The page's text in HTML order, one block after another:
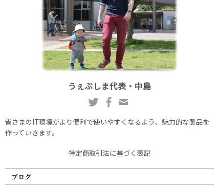
うぇぶしま代表・中島
皆さまのIT環境がより便利で使いやすくなるよう、魅力的な製品を
作っていきます。
特定商取引法に基づく表記
ブログ